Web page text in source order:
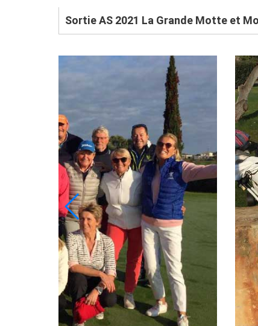
Sortie AS 2021 La Grande Motte et